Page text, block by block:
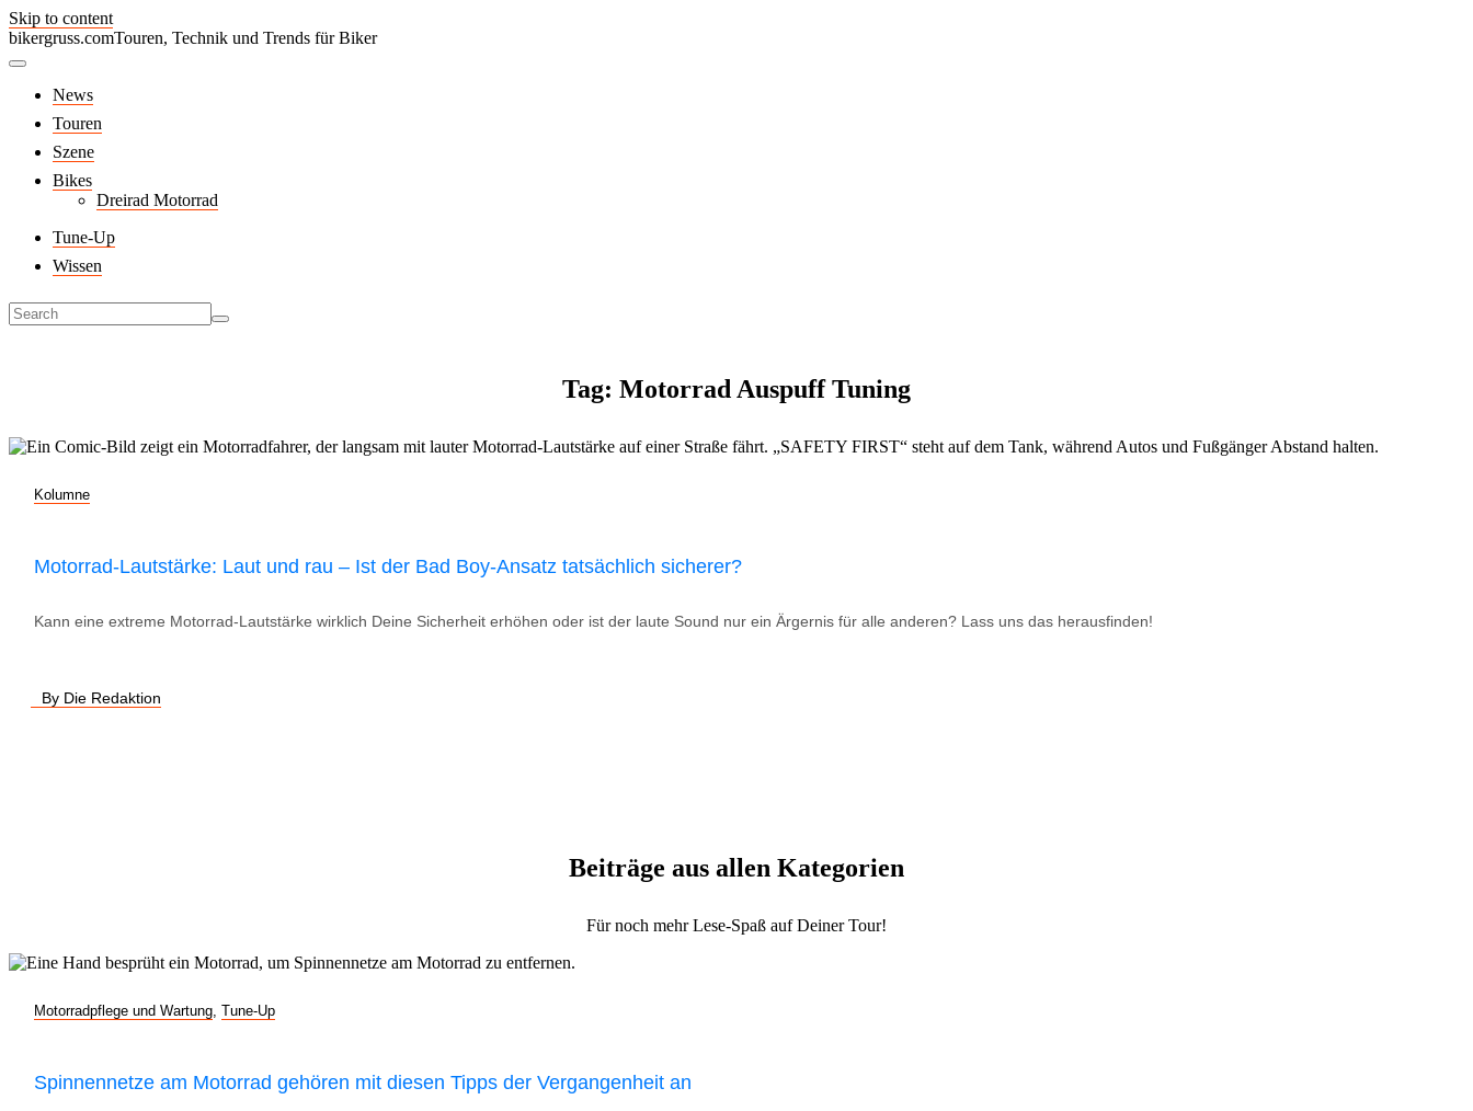
Skip to content
bikergruss.comTouren, Technik und Trends für Biker
News
Touren
Szene
Bikes
Dreirad Motorrad
Tune-Up
Wissen
Tag: Motorrad Auspuff Tuning
Kolumne
Motorrad-Lautstärke: Laut und rau – Ist der Bad Boy-Ansatz tatsächlich sicherer?
Kann eine extreme Motorrad-Lautstärke wirklich Deine Sicherheit erhöhen oder ist der laute Sound nur ein Ärgernis für alle anderen? Lass uns das herausfinden!
By Die Redaktion
Beiträge aus allen Kategorien
Für noch mehr Lese-Spaß auf Deiner Tour!
Motorradpflege und Wartung Tune-Up
Spinnennetze am Motorrad gehören mit diesen Tipps der Vergangenheit an